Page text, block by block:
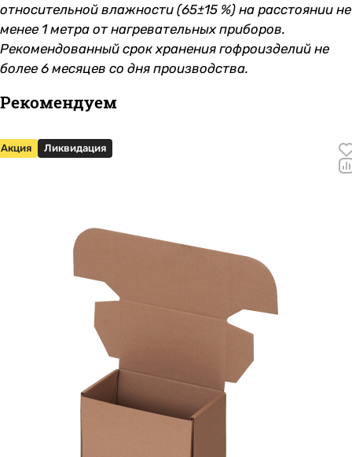
относительной влажности (65±15 %) на расстоянии не
менее 1 метра от нагревательных приборов.
Рекомендованный срок хранения гофроизделий не
более 6 месяцев со дня производства.
Рекомендуем
Акция Ликвидация